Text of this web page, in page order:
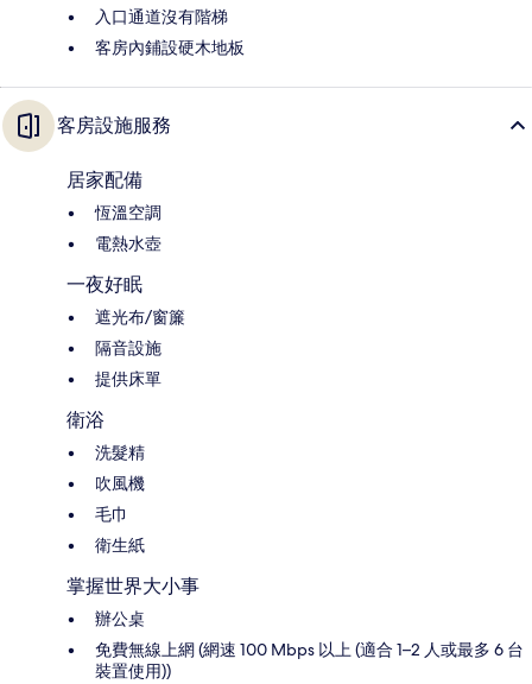
入口通道沒有階梯
客房內鋪設硬木地板
客房設施服務
居家配備
恆溫空調
電熱水壺
一夜好眠
遮光布/窗簾
隔音設施
提供床單
衛浴
洗髮精
吹風機
毛巾
衛生紙
掌握世界大小事
辦公桌
免費無線上網 (網速 100 Mbps 以上 (適合 1–2 人或最多 6 台
裝置使用))